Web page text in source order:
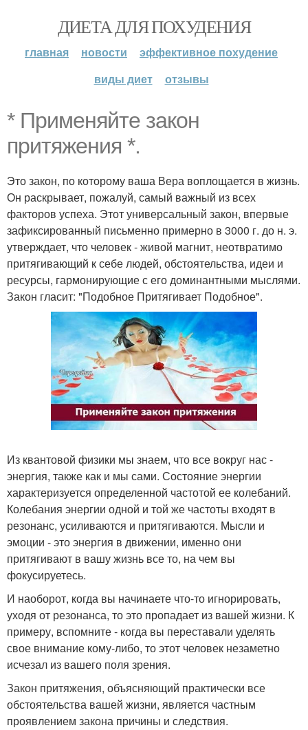
ДИЕТА ДЛЯ ПОХУДЕНИЯ
главная новости
эффективное похудение
виды диет
отзывы
* Применяйте закон
притяжения *.
Это закон, по которому ваша Вера воплощается в жизнь.
Он раскрывает, пожалуй, самый важный из всех
факторов успеха. Этот универсальный закон, впервые
зафиксированный письменно примерно в 3000 г. до н. э.
утверждает, что человек - живой магнит, неотвратимо
притягивающий к себе людей, обстоятельства, идеи и
ресурсы, гармонирующие с его доминантными мыслями.
Закон гласит: "Подобное Притягивает Подобное".
Из квантовой физики мы знаем, что все вокруг нас -
энергия, также как и мы сами. Состояние энергии
характеризуется определенной частотой ее колебаний.
Колебания энергии одной и той же частоты входят в
резонанс, усиливаются и притягиваются. Мысли и
эмоции - это энергия в движении, именно они
притягивают в вашу жизнь все то, на чем вы
фокусируетесь.
И наоборот, когда вы начинаете что-то игнорировать,
уходя от резонанса, то это пропадает из вашей жизни. К
примеру, вспомните - когда вы переставали уделять
свое внимание кому-либо, то этот человек незаметно
исчезал из вашего поля зрения.
Закон притяжения, объясняющий практически все
обстоятельства вашей жизни, является частным
проявлением закона причины и следствия.